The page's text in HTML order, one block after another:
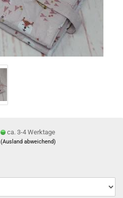
ca. 3-4 Werktage
(Ausland abweichend)